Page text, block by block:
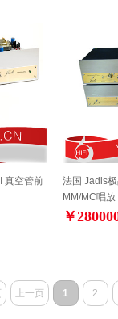
真空管前
法国 Jadis
MM/MC唱
￥
上一页 1 2